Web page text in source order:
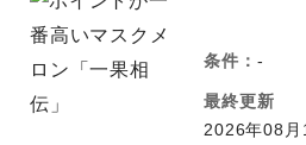
条件： -
最終更新
2026年08